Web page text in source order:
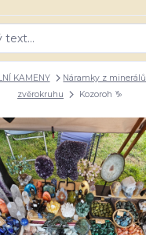
KAMENY Náramky z minerálů
zvěrokruhu
Kozoroh ♑